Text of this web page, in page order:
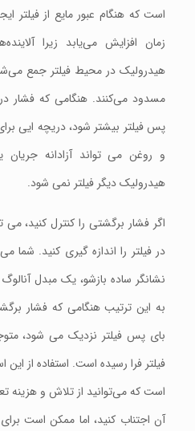
است که هنگام عبور مایع از فیلتر
زمان افزایش می‌یابد زیرا
هیدرولیک در محیط فیلتر جمع
مسدود می‌کنند. هنگامی که فشار
پس فیلتر بیشتر شود، دریچه ایی
و روغن می تواند آزادانه جریان
هیدرولیک دیگر فیلتر نمی شود.
اگر فشار برگشتی را کنترل کنید، می
در فیلتر را اندازه گیری کنید. شما
نشانگر ساده بازشو، یک مبدل
به اين ترتيب هنگامی که فشار
بای پس فیلتر نزدیک می شود،
فیلتر فرا رسیده است. استفاده از
است که می‌توانید از تلاش و هزینه
آن اجتناب کنید، اما ممکن است